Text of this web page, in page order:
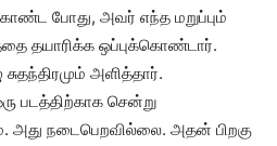
போது, அவர் எந்த மறுப்பும்
தயாரிக்க ஒப்புக்கொண்டார்.
அளித்தார்.
படத்திற்காக சென்று
அது நடைபெறவில்லை. அதன் பிறகு